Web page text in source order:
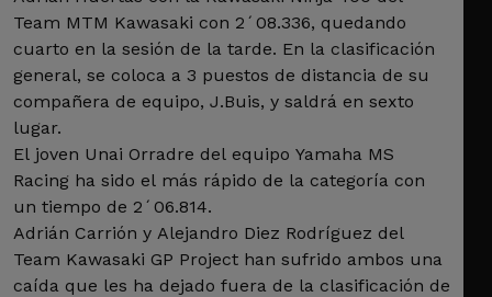
Team MTM Kawasaki con 2´08.336, quedando
cuarto en la sesión de la tarde. En la clasificación
general, se coloca a 3 puestos de distancia de su
compañera de equipo, J.Buis, y saldrá en sexto
lugar.
El joven Unai Orradre del equipo Yamaha MS
Racing ha sido el más rápido de la categoría con
un tiempo de 2´06.814.
Adrián Carrión y Alejandro Diez Rodríguez del
Team Kawasaki GP Project han sufrido ambos una
caída que les ha dejado fuera de la clasificación de